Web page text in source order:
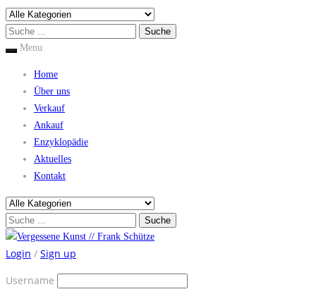
Menu
Home
Über uns
Verkauf
Ankauf
Enzyklopädie
Aktuelles
Kontakt
Login / Sign up
Username